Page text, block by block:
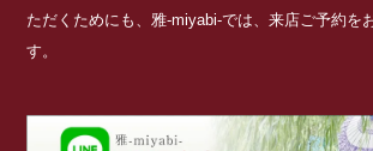
ただくためにも、雅-miyabi-では、来店ご予約を
す。